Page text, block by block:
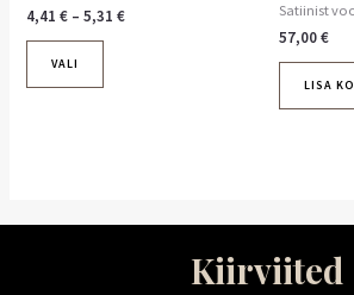
4,41€ – 5,31€
VALI
Satiinist
57,00€
LISA
Kiirviited